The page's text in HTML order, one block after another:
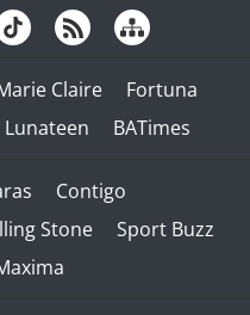
Claire
Fortuna
Lunateen BATimes
Contigo
Stone
Sport Buzz